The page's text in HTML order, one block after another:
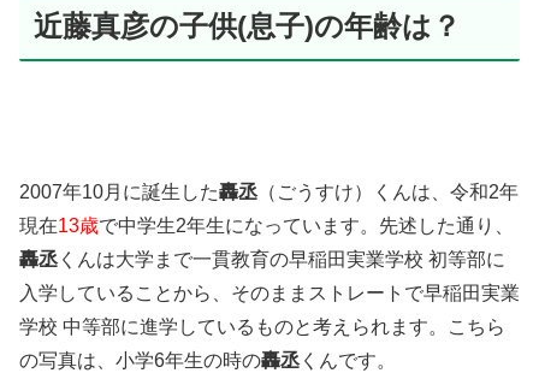
近藤真彦の子供(息子)の年齢は？
2007年10月に誕生した轟丞（ごうすけ）くんは、令和2年
現在13歳で中学生2年生になっています。先述した通り、
轟丞くんは大学まで一貫教育の早稲田実業学校 初等部に
入学していることから、そのままストレートで早稲田実業
学校 中等部に進学しているものと考えられます。こちら
の写真は、小学6年生の時の轟丞くんです。